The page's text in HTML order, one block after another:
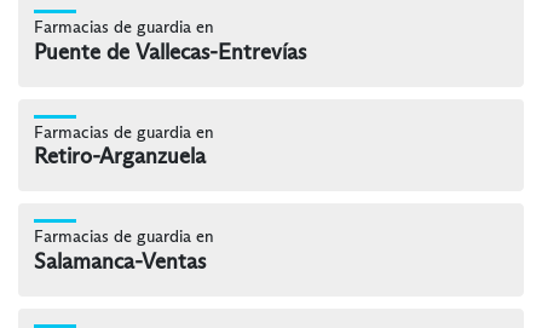
Farmacias de guardia en
Puente de Vallecas-Entrevías
Farmacias de guardia en
Retiro-Arganzuela
Farmacias de guardia en
Salamanca-Ventas